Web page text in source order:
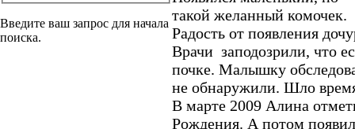
Введите ваш запрос для начала
поиска.
такой желанный комочек.
Радость от появления
Врачи заподозрили, что
почке. Малышку
не обнаружили. Шло
В марте 2009 Алина
Рождения. А потом